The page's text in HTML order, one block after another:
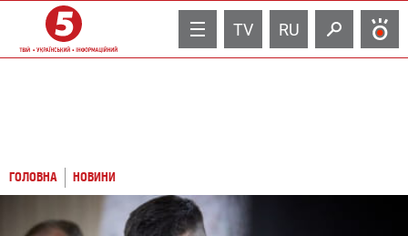
TV RU
ГОЛОВНА НОВИНИ